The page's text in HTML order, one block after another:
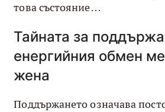
това състояние…
Тайната за
енергийния обмен
жена
Поддържането означава